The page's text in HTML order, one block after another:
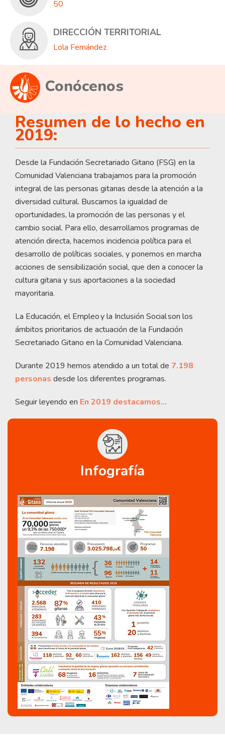
50
DIRECCIÓN TERRITORIAL
Lola Fernández
Conócenos
Resumen de lo hecho en
2019:
Desde la Fundación Secretariado Gitano (FSG) en la
Comunidad Valenciana trabajamos para la promoción
integral de las personas gitanas desde la atención a la
diversidad cultural. Buscamos la igualdad de
oportunidades, la promoción de las personas y el
cambio social. Para ello, desarrollamos programas de
atención directa, hacemos incidencia política para el
desarrollo de políticas sociales, y ponemos en marcha
acciones de sensibilización social, que den a conocer la
cultura gitana y sus aportaciones a la sociedad
mayoritaria.
La Educación, el Empleo y la Inclusión Social son los
ámbitos prioritarios de actuación de la Fundación
Secretariado Gitano en la Comunidad Valenciana.
Durante 2019 hemos atendido a un total de 7.198
personas desde los diferentes programas.
Seguir leyendo en En 2019 destacamos…
Infografía